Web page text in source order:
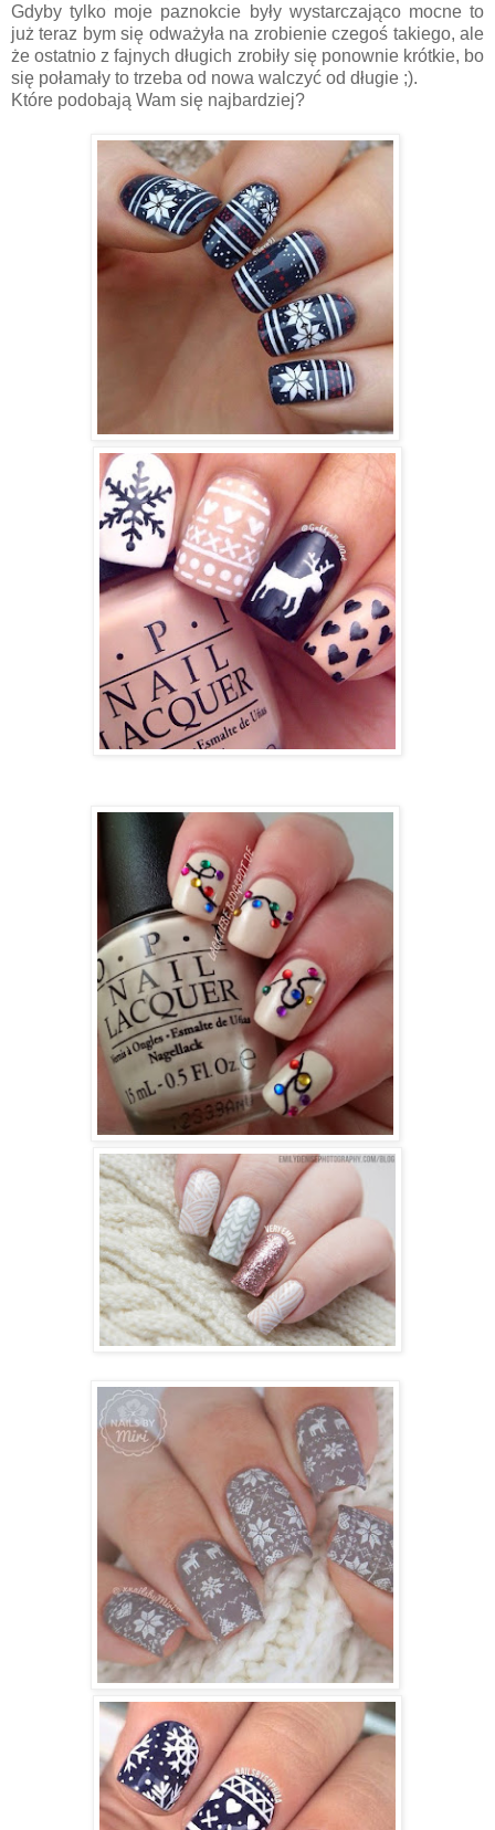
Gdyby tylko moje paznokcie były wystarczająco mocne to
już teraz bym się odważyła na zrobienie czegoś takiego, ale
że ostatnio z fajnych długich zrobiły się ponownie krótkie, bo
się połamały to trzeba od nowa walczyć od długie ;).
Które podobają Wam się najbardziej?